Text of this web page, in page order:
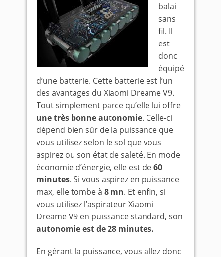
balai
sans
fil. Il
est
donc
équipé
d’une batterie. Cette batterie est l’un
des avantages du Xiaomi Dreame V9.
Tout simplement parce qu’elle lui offre
une très bonne autonomie. Celle-ci
dépend bien sûr de la puissance que
vous utilisez selon le sol que vous
aspirez ou son état de saleté. En mode
économie d’énergie, elle est de60
minutes. Si vous aspirez en puissance
max, elle tombe à 8 mn. Et enfin, si
vous utilisez l’aspirateur Xiaomi
Dreame V9 en puissance standard, son
autonomie est de 28 minutes.
En gérant la puissance, vous allez donc